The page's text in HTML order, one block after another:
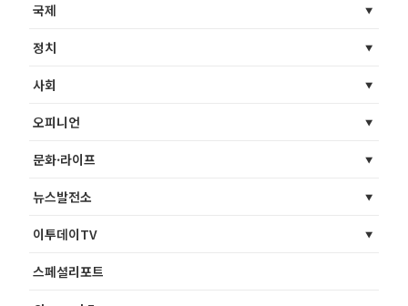
국제
정치
사회
오피니언
문화·라이프
뉴스발전소
이투데이TV
스페셜리포트